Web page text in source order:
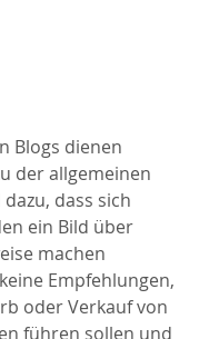
Blogs dienen
der allgemeinen
dass sich
ein Bild über
machen
Empfehlungen,
oder Verkauf von
führen sollen und